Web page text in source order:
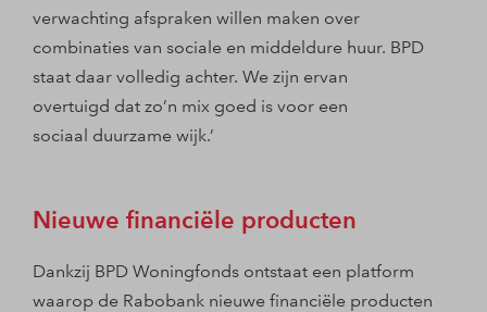
verwachting afspraken willen maken over
combinaties van sociale en middeldure huur. BPD
staat daar volledig achter. We zijn ervan
overtuigd dat zo’n mix goed is voor een
sociaal duurzame wijk.’
Nieuwe financiële producten
Dankzij BPD Woningfonds ontstaat een platform
waarop de Rabobank nieuwe financiële producten